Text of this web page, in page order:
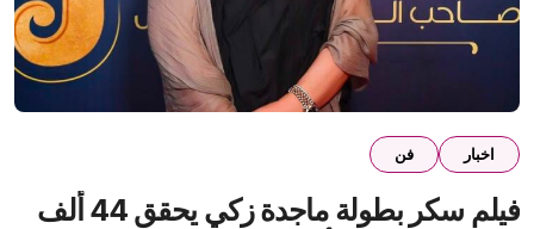
اخبار فن
فيلم سكر بطولة ماجدة زكي يحقق 44 ألف